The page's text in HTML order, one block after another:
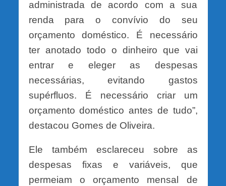
administrada de acordo com a sua
renda para o convívio do seu
orçamento doméstico. É necessário
ter anotado todo o dinheiro que vai
entrar e eleger as despesas
necessárias, evitando gastos
supérfluos. É necessário criar um
orçamento doméstico antes de tudo”,
destacou Gomes de Oliveira.
Ele também esclareceu sobre as
despesas fixas e variáveis, que
permeiam o orçamento mensal de